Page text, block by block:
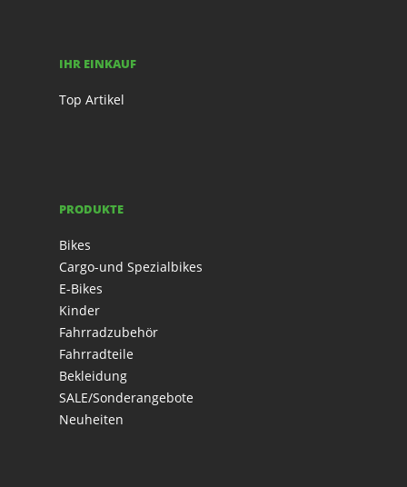
IHR EINKAUF
Top Artikel
PRODUKTE
Bikes
Cargo-und Spezialbikes
E-Bikes
Kinder
Fahrradzubehör
Fahrradteile
Bekleidung
SALE/Sonderangebote
Neuheiten